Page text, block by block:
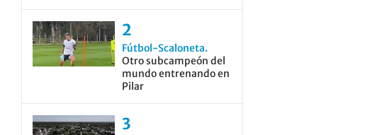
Fútbol-Scaloneta
Otro subcampeón del
mundo entrenando en
Pilar